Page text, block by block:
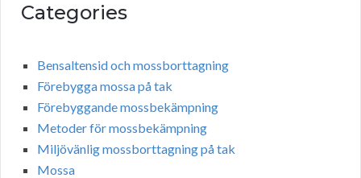
Categories
Bensaltensid och mossborttagning
Förebygga mossa på tak
Förebyggande mossbekämpning
Metoder för mossbekämpning
Miljövänlig mossborttagning på tak
Mossa